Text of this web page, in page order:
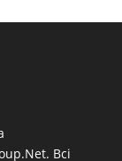
Всі